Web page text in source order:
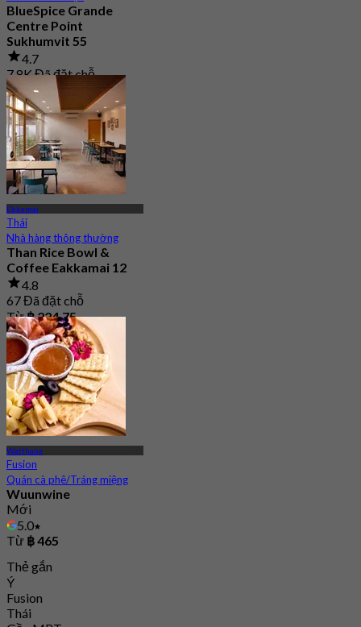
BlueSpice Grande
Centre Point
Sukhumvit 55
4.7
7.8K Đã đặt chỗ
Từ
฿ 425
Ekkamai
Thái
Nhà hàng thông thường
Than Rice Bowl &
Coffee Eakkamai 12
4.8
67 Đã đặt chỗ
Từ฿ 224.75
Watthana
Fusion
Quán cà phê/Tráng miệng
Wuunwine
Mới
5.0
Từ ฿ 465
Thẻ gắn
Ý
Fusion
Thái